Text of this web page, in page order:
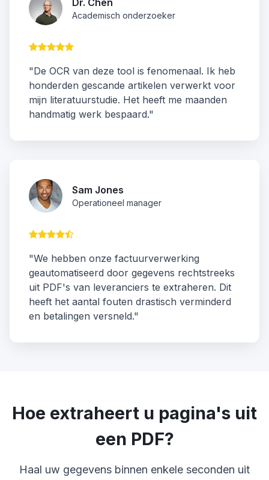
Dr. Chen
Academisch onderzoeker
"De OCR van deze tool is fenomenaal. Ik heb
honderden gescande artikelen verwerkt voor
mijn literatuurstudie. Het heeft me maanden
handmatig werk bespaard."
Sam Jones
Operationeel manager
"We hebben onze factuurverwerking
geautomatiseerd door gegevens rechtstreeks
uit PDF's van leveranciers te extraheren. Dit
heeft het aantal fouten drastisch verminderd
en betalingen versneld."
Hoe extraheert u pagina's uit
een PDF?
Haal uw gegevens binnen enkele seconden uit